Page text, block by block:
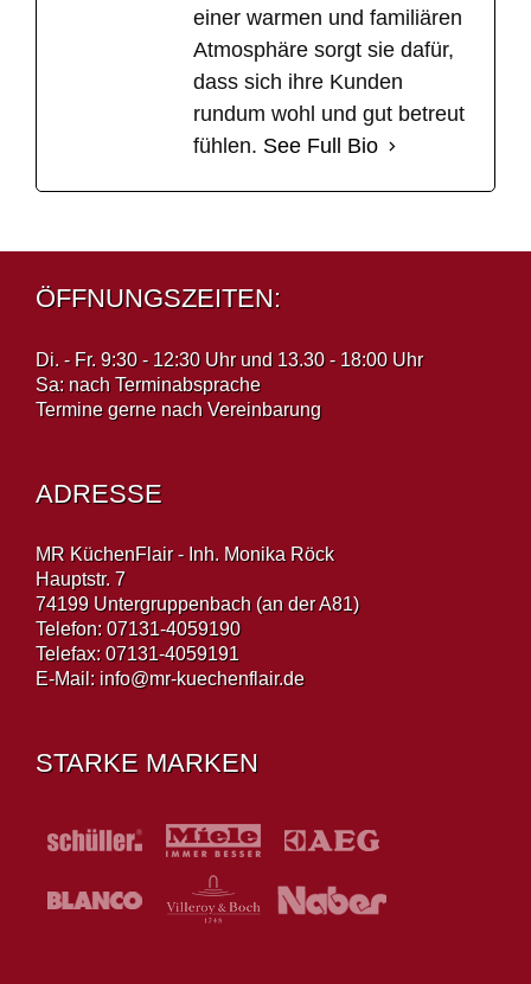
einer warmen und familiären
Atmosphäre sorgt sie dafür,
dass sich ihre Kunden
rundum wohl und gut betreut
fühlen. See Full Bio
ÖFFNUNGSZEITEN:
Di. - Fr. 9:30 - 12:30 Uhr und 13.30 - 18:00 Uhr
Sa: nach Terminabsprache
Termine gerne nach Vereinbarung
ADRESSE
MR KüchenFlair - Inh. Monika Röck
Hauptstr. 7
74199 Untergruppenbach (an der A81)
Telefon: 07131-4059190
Telefax: 07131-4059191
E-Mail: info@mr-kuechenflair.de
STARKE MARKEN